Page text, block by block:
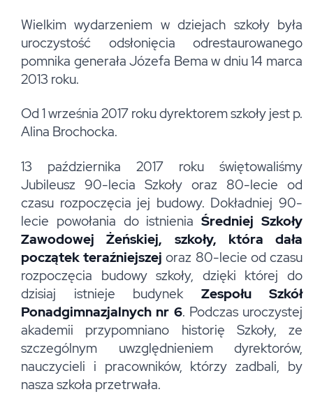
Wielkim wydarzeniem w dziejach szkoły była
uroczystość odsłonięcia odrestaurowanego
pomnika generała Józefa Bema w dniu 14 marca
2013 roku.
Od 1 września 2017 roku dyrektorem szkoły jest p.
Alina Brochocka.
13 października 2017 roku świętowaliśmy
Jubileusz 90-lecia Szkoły oraz 80-lecie od
czasu rozpoczęcia jej budowy. Dokładniej 90-
lecie powołania do istnieniaŚredniej Szkoły
Zawodowej Żeńskiej, szkoły, która dała
początek teraźniejszejoraz 80-lecie od czasu
rozpoczęcia budowy szkoły, dzięki której do
dzisiaj istnieje budynekZespołu Szkół
Ponadgimnazjalnych nr 6. Podczas uroczystej
akademii przypomniano historię Szkoły, ze
szczególnym uwzględnieniem dyrektorów,
nauczycieli i pracowników, którzy zadbali, by
nasza szkoła przetrwała.